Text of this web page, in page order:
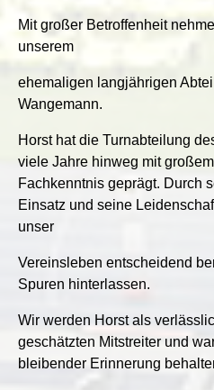
Mit großer Betroffenheit
unserem
ehemaligen langjährigen
Wangemann.
Horst hat die Turnabteilung
viele Jahre hinweg mit
Fachkenntnis geprägt. Durch
Einsatz und seine
unser
Vereinsleben entscheidend
Spuren hinterlassen.
Wir werden Horst als
geschätzten Mitstreiter und
bleibender Erinnerung